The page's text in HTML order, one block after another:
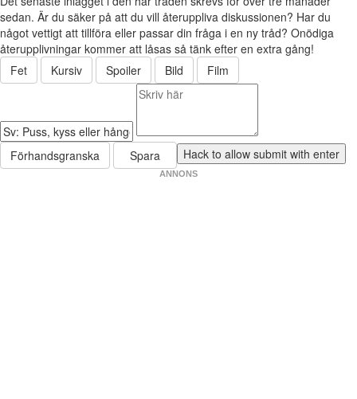
sedan. Är du säker på att du vill återuppliva diskussionen? Har du
något vettigt att tillföra eller passar din fråga i en ny tråd? Onödiga
återupplivningar kommer att låsas så tänk efter en extra gång!
Fet
Kursiv Spoiler Bild Film
Förhandsgranska Spara
ANNONS